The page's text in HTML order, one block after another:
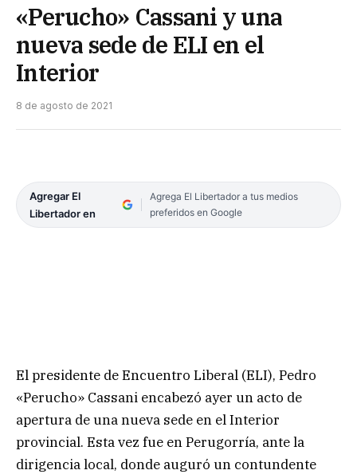
«Perucho» Cassani y una
nueva sede de ELI en el
Interior
8 de agosto de 2021
Agregar El
Libertador en
Agrega El Libertador a tus medios
preferidos en Google
El presidente de Encuentro Liberal (ELI), Pedro
«Perucho» Cassani encabezó ayer un acto de
apertura de una nueva sede en el Interior
provincial. Esta vez fue en Perugorría, ante la
dirigencia local, donde auguró un contundente